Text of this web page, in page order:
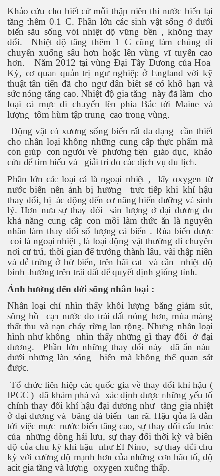
Khảo cứu cho biết cứ mỗi thập niên thì nước biển lại
tăng thêm 0.1 C. Phần lớn các sinh vật sống ở dưới
biển sâu sống với nhiệt độ vững bền , không thay
đổi.
Nhiệt độ tăng thêm 1 C cũng làm chúng di
chuyển xuống sâu hơn hoặc lên vùng vĩ tuyến cao
hơn.
Năm 2012 tại vùng Đại Tây Dương của Hoa
Kỳ, cơ quan quản trị ngư nghiệp ở England với kỹ
thuật tân tiến đã cho ngư dân biết sẽ có khô hạn và
sức nóng tăng cao. Nhiệt độ gia tăng này đã làm cho
loại cá mực di chuyển lên phía Bắc tới Maine và
lượng tôm hùm tập trung cao trong vùng.
Động vật có xương sống biển rất đa dạng
cần thiết
cho nhân loại không những cung cấp thực phẩm mà
còn giúp con người về phương tiện giáo dục, khảo
cứu để tìm hiểu và
giải trí do các dịch vụ du lịch.
Phần lớn các loại cá là ngoại nhiệt ,
lấy oxygen từ
nước biển nên ảnh bị hưởng
trực tiếp khi khí hậu
thay đổi, bị tác động đến cơ năng biến dưỡng và sinh
lý. Hơn nữa sự thay đổi
sản lượng ở đại dương do
khả năng cung cấp con mồi làm thức ăn là nguyên
nhân làm thay đổi số lượng cá biển . Rùa biển được
coi là ngoại nhiệt , là loại động vật thường di chuyển
nơi cư trú, thời gian để trưởng thành lâu, vài thập niên
và đẻ trứng ở bờ biển, trên bãi cát
và cần
nhiệt độ
bình thường trên trái đất để quyết định giống tính.
Ảnh hưởng đến đời sống nhân loại :
Nhân loại chỉ nhìn thấy khối lượng băng giảm sút,
sông hồ
cạn nước do trái đất nóng hơn, mùa màng
thất thu và nạn cháy rừng lan rộng. Nhưng nhân loại
hình như không
nhìn thấy những gì thay đổi
ở đại
dương.
Phần lớn những thay đổi này
đã ẩn náu
dưới những làn sóng
biển mà không thể quan sát
được.
Tổ chức liên hiệp các quốc gia về thay đổi khí hậu (
IPCC ) đã khám phá và xác định được những yếu tố
chính thay đổi khí hậu đại dương như tăng gia nhiệt
ở đại dương và
băng đá biển
tan rã. Hậu qủa là dẫn
tới việc mực nước biển tăng cao, sự thay đổi cấu trúc
của
những dòng hải lưu, sự thay đổi thời kỳ và biên
độ của chu kỳ khí hậu
như El Nino, sự thay đổi chu
kỳ với cường độ mạnh hơn của những cơn bão tố, độ
acit gia tăng và lượng oxygen xuống thấp.
- P2
BBQ
Dương
áp
Listeria
gì?
ngọt